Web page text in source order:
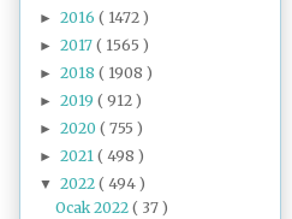
► 2016 ( 1472 )
► 2017 ( 1565 )
► 2018 ( 1908 )
► 2019 ( 912 )
► 2020 ( 755 )
► 2021 ( 498 )
▼ 2022 ( 494 )
Ocak 2022( 37 )